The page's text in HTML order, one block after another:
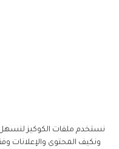
نستخدم ملفات الكوكيز لنسهل
ونكيف المحتوى والإعلانات